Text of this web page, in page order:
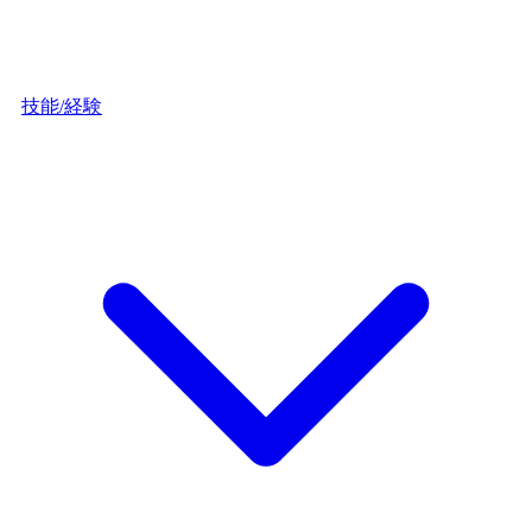
技能/経験